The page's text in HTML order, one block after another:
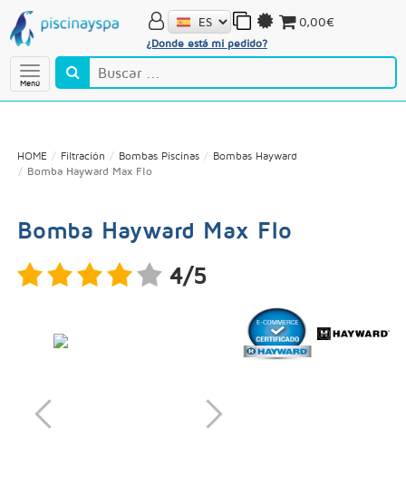
Menú
¿Donde está mi pedido?
0,00€
HOME Filtración Bombas Piscinas
Bombas Hayward
Bomba Hayward Max Flo
Bomba Hayward Max Flo
4/5